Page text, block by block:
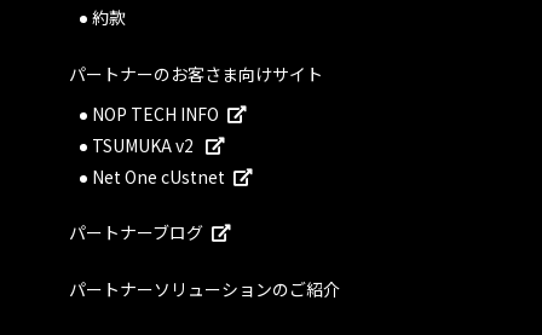
約款
パートナーのお客さま向けサイト
NOP TECH INFO
TSUMUKA v2
Net One cUstnet
パートナーブログ
パートナーソリューションのご紹介